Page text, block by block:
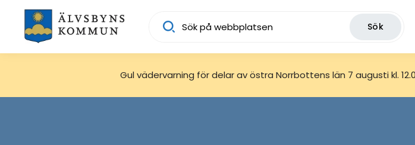
Sök
Gul vädervarning för delar av östra Norrbottens län 7 augusti kl.